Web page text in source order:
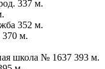
337 м.
352 м.
370 м.
школа № 1637 393 м.